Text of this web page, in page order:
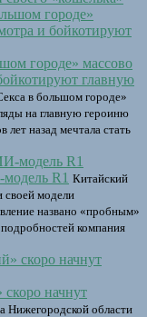
городе» массово
главную
в большом городе»
на главную героиню
назад мечтала стать
R1 Китайский
своей модели
названо «пробным»
компания
начнут
Нижегородской области